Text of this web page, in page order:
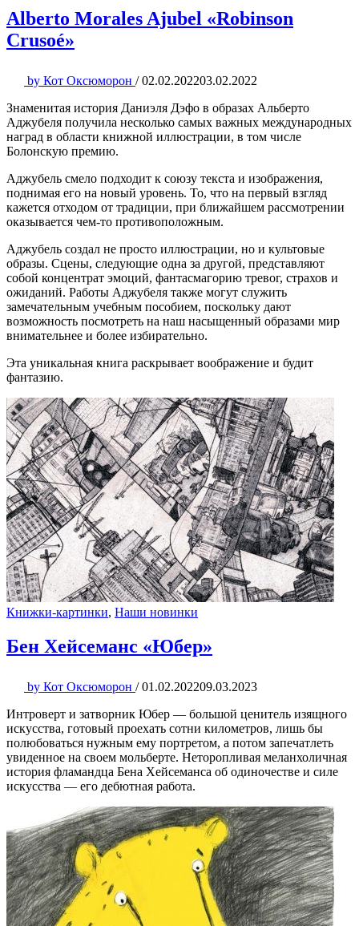
Alberto Morales Ajubel «Robinson
Crusoé»
by Кот Оксюморон / 02.02.202203.02.2022
Знаменитая история Даниэля Дэфо в образах Альберто
Аджубеля получила несколько самых важных международных
наград в области книжной иллюстрации, в том числе
Болонскую премию.
Аджубель смело подходит к союзу текста и изображения,
поднимая его на новый уровень. То, что на первый взгляд
кажется отходом от традиции, при ближайшем рассмотрении
оказывается чем-то противоположным.
Аджубель создал не просто иллюстрации, но и культовые
образы. Сцены, следующие одна за другой, представляют
собой концентрат эмоций, фантасмагорию тревог, страхов и
ожиданий. Работы Аджубеля также могут служить
замечательным учебным пособием, поскольку дают
возможность посмотреть на наш насыщенный образами мир
внимательнее и более избирательно.
Эта уникальная книга раскрывает воображение и будит
фантазию.
Книжки-картинки, Наши новинки
Бен Хейсеманс «Юбер»
by Кот Оксюморон / 01.02.202209.03.2023
Интроверт и затворник Юбер — большой ценитель изящного
искусства, готовый проехать сотни километров, лишь бы
полюбоваться нужным ему портретом, а потом запечатлеть
увиденное на своем мольберте. Неторопливая меланхоличная
история фламандца Бена Хейсеманса об одиночестве и силе
искусства — его дебютная работа.